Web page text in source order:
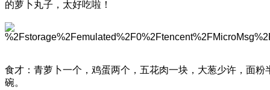
的萝卜丸子，太好吃啦！
食才：青萝卜一个，鸡蛋两个，五花肉一块，大葱少许，面粉
碗。